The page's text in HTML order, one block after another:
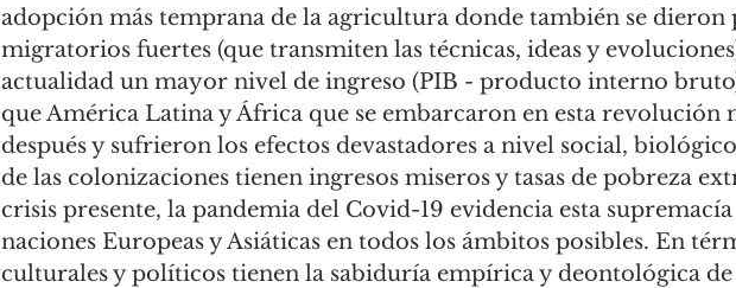
adopción más temprana de la agricultura donde también se dieron
migratorios fuertes (que transmiten las técnicas, ideas y
actualidad un mayor nivel de ingreso (PIB - producto interno
que América Latina y África que se embarcaron en esta revolución
después y sufrieron los efectos devastadores a nivel social,
de las colonizaciones tienen ingresos miseros y tasas de pobreza
crisis presente, la pandemia del Covid-19 evidencia esta supremacía
naciones Europeas y Asiáticas en todos los ámbitos posibles. En
culturales y políticos tienen la sabiduría empírica y deontológica